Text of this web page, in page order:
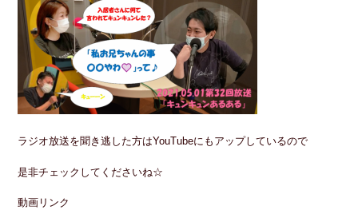
ラジオ放送を聞き逃した方はYouTubeにもアップしているので
是非チェックしてくださいね☆
動画リンク